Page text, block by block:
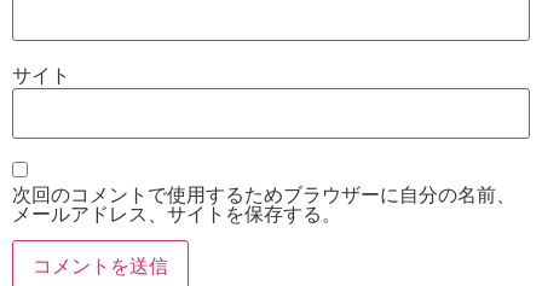
サイト
次回のコメントで使用するためブラウザーに自分の名前、
メールアドレス、サイトを保存する。